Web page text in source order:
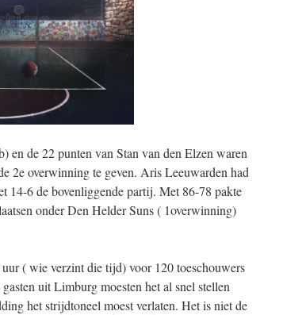
en de 22 punten van Stan van den Elzen waren
2e overwinning te geven. Aris Leeuwarden had
14-6 de bovenliggende partij. Met 86-78 pakte
onder Den Helder Suns ( 1overwinning)
( wie verzint die tijd) voor 120 toeschouwers
uit Limburg moesten het al snel stellen
het strijdtoneel moest verlaten. Het is niet de